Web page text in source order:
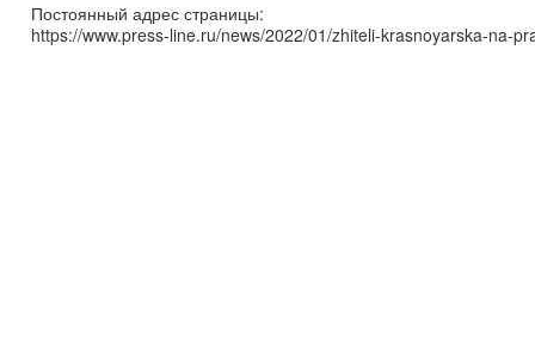
Постоянный адрес страницы:
https://www.press-line.ru/news/2022/01/zhiteli-krasnoyarska-na-